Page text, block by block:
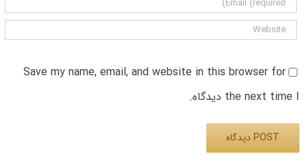
Save my name, email, and website in this browser for
the next time I دیدگاه.